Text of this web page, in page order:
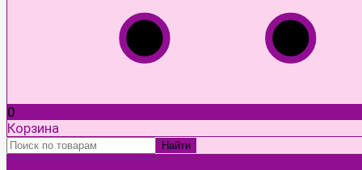
0
Корзина
Найти